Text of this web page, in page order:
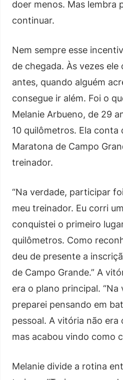
doer menos. Mas lembra
continuar.
Nem sempre esse
de chegada. Às vezes ele
antes, quando alguém
consegue ir além. Foi o
Melanie Arbueno, de 29
10 quilômetros. Ela conta
Maratona de Campo
treinador.
“Na verdade, participar
meu treinador. Eu corri
conquistei o primeiro
quilômetros. Como
deu de presente a
de Campo Grande.” A
era o plano principal. “Na
preparei pensando em
pessoal. A vitória não
mas acabou vindo como
Melanie divide a rotina